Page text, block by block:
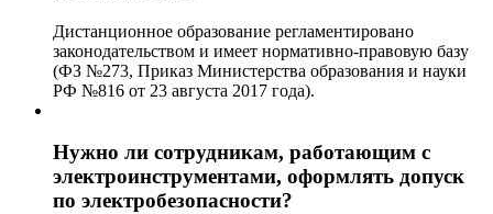
Дистанционное образование регламентировано
законодательством и имеет нормативно-правовую базу
(ФЗ №273, Приказ Министерства образования и науки
РФ №816 от 23 августа 2017 года).
Нужно ли сотрудникам, работающим с
электроинструментами, оформлять допуск
по электробезопасности?